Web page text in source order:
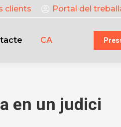
clients Portal del
CA
en un judici